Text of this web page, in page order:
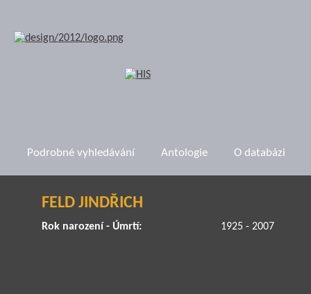
Podrobné vyhledávání Antologie O databázi
FELD JINDŘICH
Rok narození - Úmrtí: 1925 - 2007